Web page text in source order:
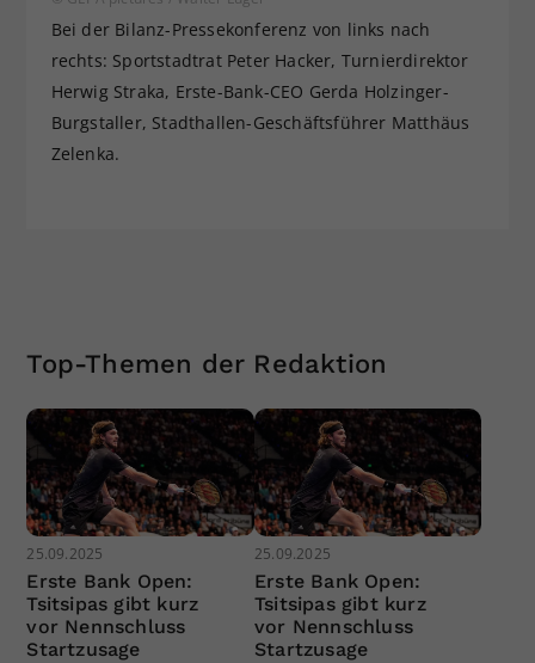
Bei der Bilanz-Pressekonferenz von links nach
rechts: Sportstadtrat Peter Hacker, Turnierdirektor
Herwig Straka, Erste-Bank-CEO Gerda Holzinger-
Burgstaller, Stadthallen-Geschäftsführer Matthäus
Zelenka.
Top-Themen der Redaktion
25.09.2025
Erste Bank Open:
Tsitsipas gibt kurz
vor Nennschluss
Startzusage
25.09.2025
Erste Bank Open:
Tsitsipas gibt kurz
vor Nennschluss
Startzusage